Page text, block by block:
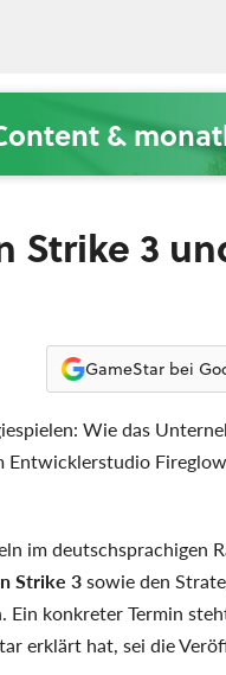
&
Strike 3
GameStar bei
Wie das
Entwicklerstudio
im deutschsprachigen
Strike 3sowie den
Ein konkreter Termin
erklärt hat, sei die